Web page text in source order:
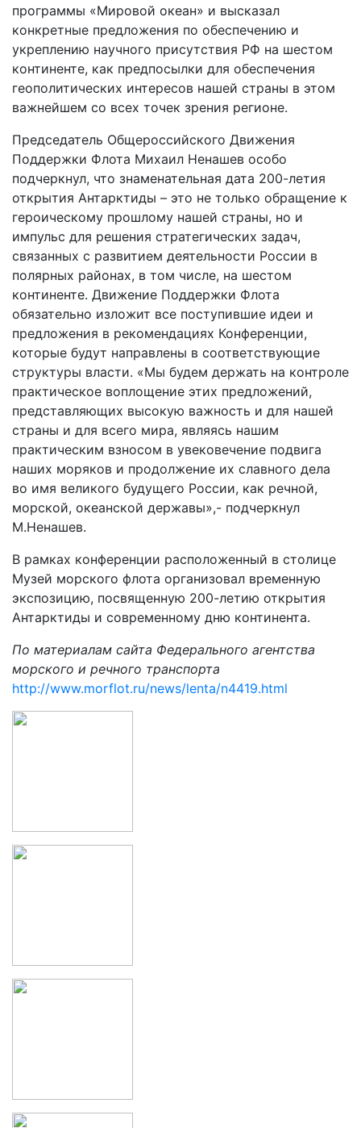
программы «Мировой океан» и высказал
конкретные предложения по обеспечению и
укреплению научного присутствия РФ на шестом
континенте, как предпосылки для обеспечения
геополитических интересов нашей страны в этом
важнейшем со всех точек зрения регионе.
Председатель Общероссийского Движения
Поддержки Флота Михаил Ненашев особо
подчеркнул, что знаменательная дата 200-летия
открытия Антарктиды – это не только обращение к
героическому прошлому нашей страны, но и
импульс для решения стратегических задач,
связанных с развитием деятельности России в
полярных районах, в том числе, на шестом
континенте. Движение Поддержки Флота
обязательно изложит все поступившие идеи и
предложения в рекомендациях Конференции,
которые будут направлены в соответствующие
структуры власти. «Мы будем держать на контроле
практическое воплощение этих предложений,
представляющих высокую важность и для нашей
страны и для всего мира, являясь нашим
практическим взносом в увековечение подвига
наших моряков и продолжение их славного дела
во имя великого будущего России, как речной,
морской, океанской державы»,- подчеркнул
М.Ненашев.
В рамках конференции расположенный в столице
Музей морского флота организовал временную
экспозицию, посвященную 200-летию открытия
Антарктиды и современному дню континента.
По материалам сайта Федерального агентства
морского и речного транспорта
http://www.morflot.ru/news/lenta/n4419.html